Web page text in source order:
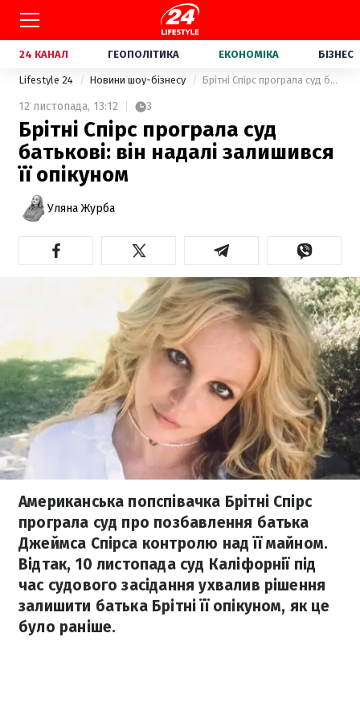
24 КАНАЛ ГЕОПОЛІТИКА ЕКОНОМІКА БІЗНЕС
Lifestyle 24 Новини шоу-бізнесу Брітні Спірс програла суд батькові: він надалі залишився її опікуном
12 листопада, 13:12 3
Брітні Спірс програла суд
батькові: він надалі залишився
її опікуном
Уляна Журба
Американська попспівачка Брітні Спірс
програла суд про позбавлення батька
Джеймса Спірса контролю над її майном.
Відтак, 10 листопада суд Каліфорнії під
час судового засідання ухвалив рішення
залишити батька Брітні її опікуном, як це
було раніше.